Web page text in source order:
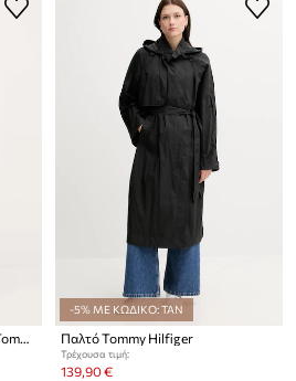
Παλτό με προσθήκη μαλλιού Tommy Hilfiger
-5% ΜΕ ΚΩΔΙΚΟ: TAN
Παλτό Tommy Hilfiger
Τρέχουσα τιμή:
139,90 €